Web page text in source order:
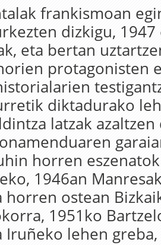
frankismoan
dizkigu, 1947
eta bertan
protagonisten
diktadurako
latzak
horren
1946an
horren ostean
1951ko
Iruñeko lehen